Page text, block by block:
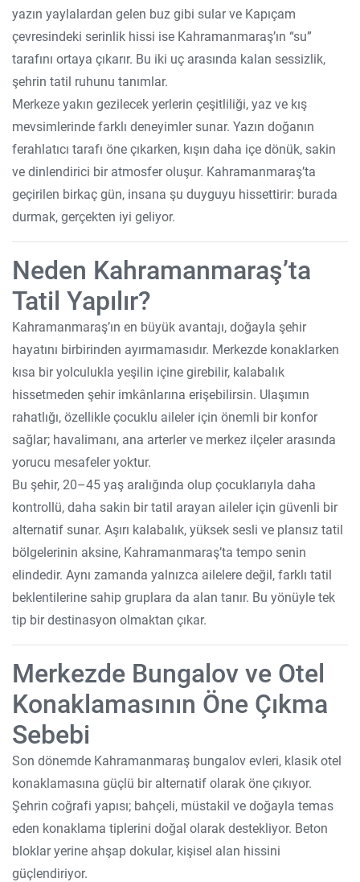
yazın yaylalardan gelen buz gibi sular ve Kapıçam
çevresindeki serinlik hissi ise Kahramanmaraş’ın “su”
tarafını ortaya çıkarır. Bu iki uç arasında kalan sessizlik,
şehrin tatil ruhunu tanımlar.
Merkeze yakın gezilecek yerlerin çeşitliliği, yaz ve kış
mevsimlerinde farklı deneyimler sunar. Yazın doğanın
ferahlatıcı tarafı öne çıkarken, kışın daha içe dönük, sakin
ve dinlendirici bir atmosfer oluşur. Kahramanmaraş’ta
geçirilen birkaç gün, insana şu duyguyu hissettirir: burada
durmak, gerçekten iyi geliyor.
Neden Kahramanmaraş’ta
Tatil Yapılır?
Kahramanmaraş’ın en büyük avantajı, doğayla şehir
hayatını birbirinden ayırmamasıdır. Merkezde konaklarken
kısa bir yolculukla yeşilin içine girebilir, kalabalık
hissetmeden şehir imkânlarına erişebilirsin. Ulaşımın
rahatlığı, özellikle çocuklu aileler için önemli bir konfor
sağlar; havalimanı, ana arterler ve merkez ilçeler arasında
yorucu mesafeler yoktur.
Bu şehir, 20–45 yaş aralığında olup çocuklarıyla daha
kontrollü, daha sakin bir tatil arayan aileler için güvenli bir
alternatif sunar. Aşırı kalabalık, yüksek sesli ve plansız tatil
bölgelerinin aksine, Kahramanmaraş’ta tempo senin
elindedir. Aynı zamanda yalnızca ailelere değil, farklı tatil
beklentilerine sahip gruplara da alan tanır. Bu yönüyle tek
tip bir destinasyon olmaktan çıkar.
Merkezde Bungalov ve Otel
Konaklamasının Öne Çıkma
Sebebi
Son dönemde Kahramanmaraş bungalov evleri, klasik otel
konaklamasına güçlü bir alternatif olarak öne çıkıyor.
Şehrin coğrafi yapısı; bahçeli, müstakil ve doğayla temas
eden konaklama tiplerini doğal olarak destekliyor. Beton
bloklar yerine ahşap dokular, kişisel alan hissini
güçlendiriyor.